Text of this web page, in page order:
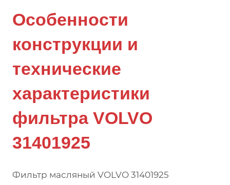
Особенности
конструкции и
технические
характеристики
фильтра VOLVO
31401925
Фильтр масляный VOLVO 31401925